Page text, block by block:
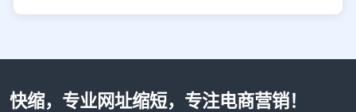
快缩，专业网址缩短，专注电商营销！